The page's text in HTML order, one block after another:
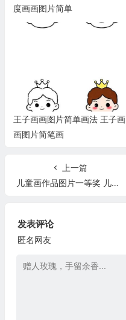
度画画图片简单
王子画画图片简单画法 王子画
画图片简笔画
上一篇
儿童画作品图片一等奖 儿童画作品图片大全简笔画
发表评论
匿名网友